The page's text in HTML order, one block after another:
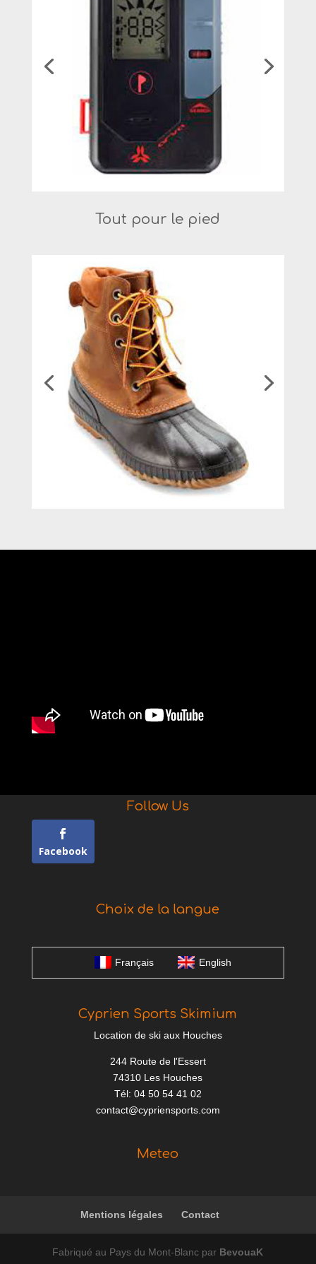
Tout pour le pied
Follow Us
Facebook
Choix de la langue
Français English
Cyprien Sports Skimium
Location de ski aux Houches
244 Route de l'Essert
74310 Les Houches
Tél: 04 50 54 41 02
contact@cypriensports.com
Meteo
Mentions légales Contact
Fabriqué au Pays du Mont-Blanc par BevouaK